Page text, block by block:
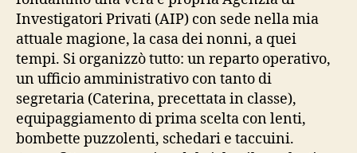
Investigatori Privati (AIP) con sede nella mia
attuale magione, la casa dei nonni, a quei
tempi. Si organizzò tutto: un reparto operativo,
un ufficio amministrativo con tanto di
segretaria (Caterina, precettata in classe),
equipaggiamento di prima scelta con lenti,
bombette puzzolenti, schedari e taccuini.